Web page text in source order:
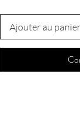
Ajouter au panier